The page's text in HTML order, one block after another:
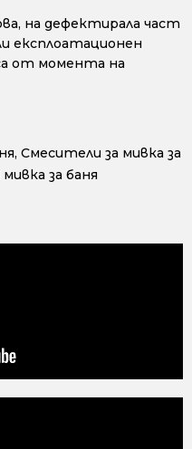
на дефектирала част
експлоатационен
от момента на
, Смесители за мивка за
за баня